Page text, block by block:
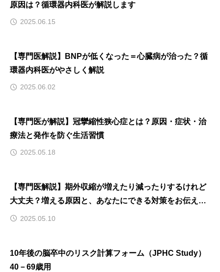
原因は？循環器内科医が解説します
2025.06.15
【専門医解説】BNPが低くなった＝心臓病が治った？循
環器内科医がやさしく解説
2025.06.02
【専門医が解説】冠攣縮性狭心症とは？原因・症状・治
療法と発作を防ぐ生活習慣
2025.05.18
【専門医解説】期外収縮が増えたり減ったりするけれど
大丈夫？増える原因と、あなたにできる対策をお伝えし
ます2025.05.10
10年後の脳卒中のリスク計算フォーム（JPHC Study）
40－69歳用